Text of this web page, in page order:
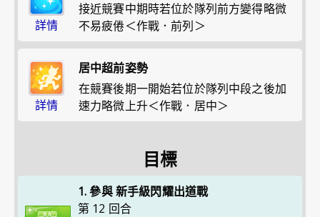
詳情
接近競賽中期時若位於隊列前方變得略微
不易疲倦＜作戰．前列＞
詳情
居中超前姿勢
在競賽後期一開始若位於隊列中段之後加
速力略微上升＜作戰．居中＞
目標
1. 參與 新手級閃耀出道戰
第 12 回合